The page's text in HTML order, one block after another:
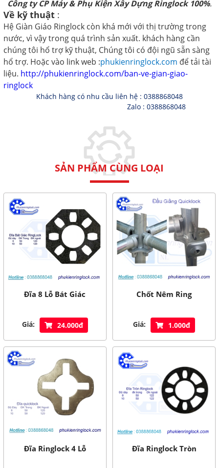
Công ty CP Máy & Phụ Kiện Xây Dựng Ringlock 100%.
Về kỹ thuật:
Hệ Giàn Giáo Ringlock còn khá mới với thị trường trong
nước, vì vậy trong quá trình sản xuất. khách hàng cần
chúng tôi hổ trợ kỹ thuật, Chúng tôi có đội ngũ sẵn sàng
hổ trợ. Hoặc vào link web :phukienringlock.com để tải tài
liệu. http://phukienringlock.com/ban-ve-gian-giao-
ringlock
Khách hàng có nhu cầu liên hệ : 0388868048
Zalo : 0388868048
SẢN PHẨM CÙNG LOẠI
Đĩa 8 Lỗ Bát Giác
Giá: 24.000đ
Chốt Nêm Ring
Giá: 1.000đ
Đĩa Ringlock 4 Lỗ Đĩa Ringlock Tròn